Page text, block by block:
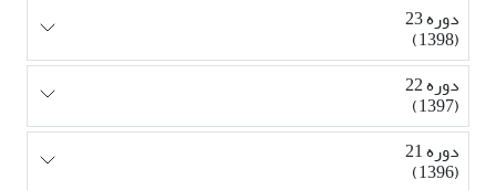
دوره 23
(1398)
دوره 22
(1397)
دوره 21
(1396)